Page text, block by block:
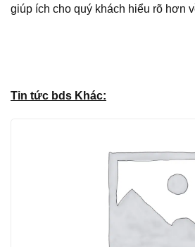
giúp ích cho quý khách hiểu rõ hơn
Tin tức bds Khác: